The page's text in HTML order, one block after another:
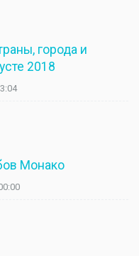
города и
2018
Монако